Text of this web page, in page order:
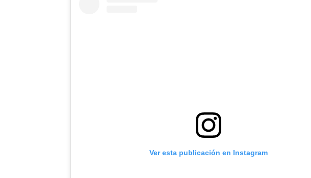
Ver esta publicación en Instagram